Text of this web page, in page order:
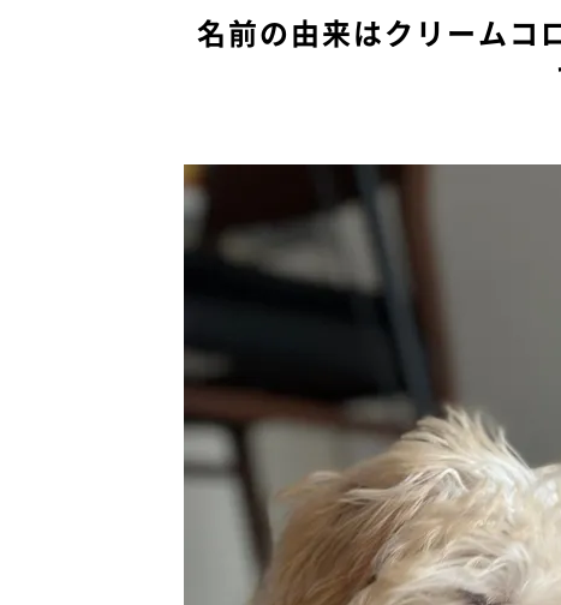
名前の由来はクリームコ